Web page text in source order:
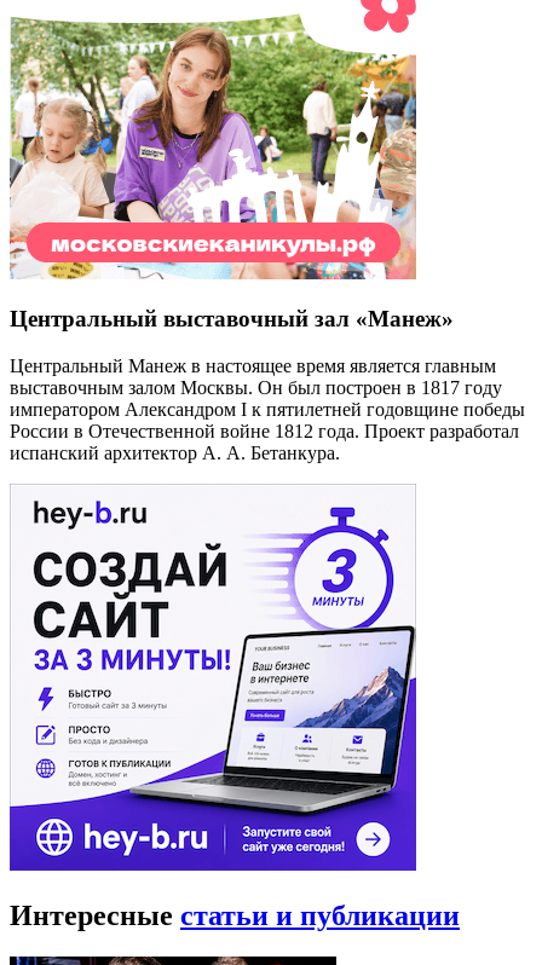
Центральный выставочный зал «Манеж»
Центральный Манеж в настоящее время является главным
выставочным залом Москвы. Он был построен в 1817 году
императором Александром I к пятилетней годовщине победы
России в Отечественной войне 1812 года. Проект разработал
испанский архитектор А. А. Бетанкура.
Интересные статьи и публикации